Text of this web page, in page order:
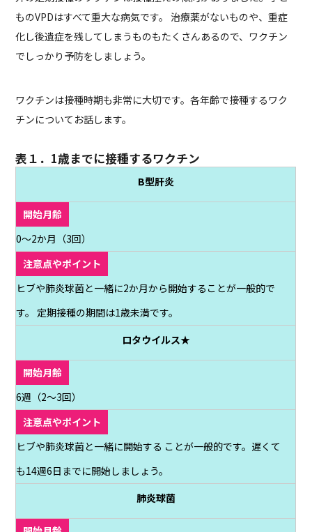
ものVPDはすべて重大な病気です。 治療薬がないものや、重症
化し後遺症を残してしまうものもたくさんあるので、ワクチン
でしっかり予防をしましょう。
ワクチンは接種時期も非常に大切です。各年齢で接種するワク
チンについてお話します。
表１．1歳までに接種するワクチン
B型肝炎
0～2か月（3回）
ヒブや肺炎球菌と一緒に2か月から開始することが一般的で
す。 定期接種の期間は1歳未満です。
ロタウイルス★
6週（2～3回）
ヒブや肺炎球菌と一緒に開始する ことが一般的です。遅くて
も14週6日までに開始しましょう。
肺炎球菌